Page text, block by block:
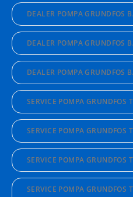
DEALER POMPA GRUNDFOS
DEALER POMPA GRUNDFOS
DEALER POMPA GRUNDFOS
SERVICE POMPA GRUNDFOS
SERVICE POMPA GRUNDFOS
SERVICE POMPA GRUNDFOS
SERVICE POMPA GRUNDFOS